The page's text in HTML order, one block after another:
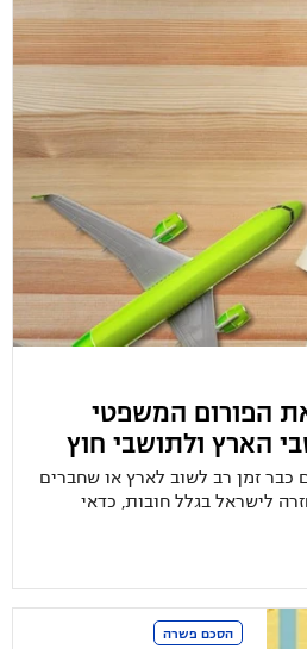
הפורום המשפטי
הארץ ולתושבי חוץ
כבר זמן רב לשוב לארץ או שחברים
לישראל בגלל חובות, כדאי
מעניקה מענה בנושאי מחיקת
הסכם פשרה